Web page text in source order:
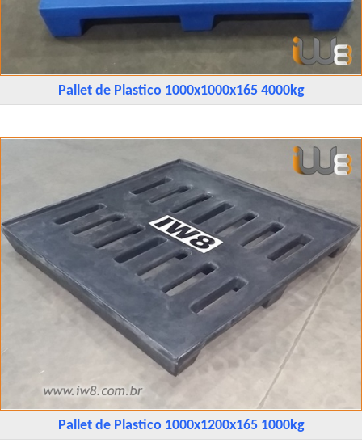
Pallet de Plastico 1000x1000x165 4000kg
Pallet de Plastico 1000x1200x165 1000kg